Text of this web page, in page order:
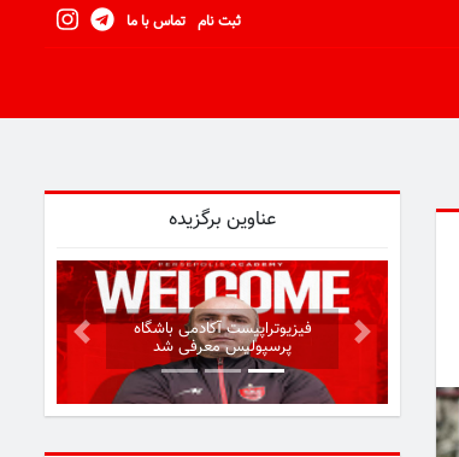
ثبت نام تماس با ما
عناوین برگزیده
فیزیوتراپیست آکادمی باشگاه
پرسپولیس معرفی شدPrevious
Next